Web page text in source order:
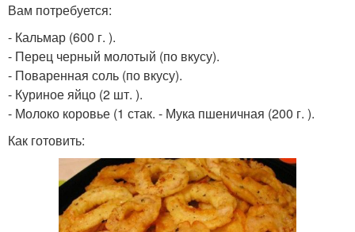
Вам потребуется:
- Кальмар (600 г. ).
- Перец черный молотый (по вкусу).
- Поваренная соль (по вкусу).
- Куриное яйцо (2 шт. ).
- Молоко коровье (1 стак. - Мука пшеничная (200 г. ).
Как готовить: